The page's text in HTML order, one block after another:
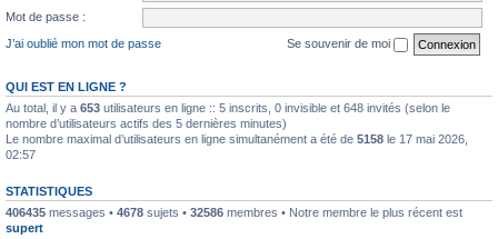
Mot de passe :
J’ai oublié mon mot de passe
Se souvenir de moi
QUI EST EN LIGNE ?
Au total, il y a 653 utilisateurs en ligne :: 5 inscrits, 0 invisible et 648 invités (selon le
nombre d’utilisateurs actifs des 5 dernières minutes)
Le nombre maximal d’utilisateurs en ligne simultanément a été de 5158 le 17 mai 2026,
02:57
STATISTIQUES
406435 messages • 4678 sujets • 32586 membres • Notre membre le plus récent est
supert